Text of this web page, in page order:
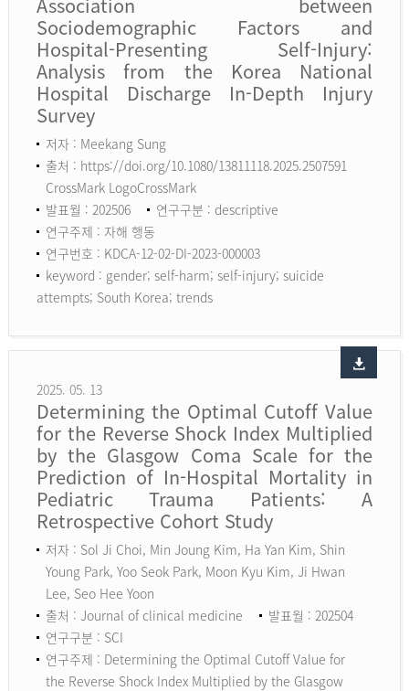
Sociodemographic Factors and
Hospital-Presenting Self-Injury:
Analysis from the Korea National
Hospital Discharge In-Depth Injury
Survey
저자 : Meekang Sung
출처 : https://doi.org/10.1080/13811118.2025.2507591
CrossMark LogoCrossMark
발표월 : 202506
연구구분 : descriptive
연구주제 : 자해 행동
연구번호 : KDCA-12-02-DI-2023-000003
keyword : gender; self-harm; self-injury; suicide
attempts; South Korea; trends
2025. 05. 13
Determining the Optimal Cutoff Value
for the Reverse Shock Index Multiplied
by the Glasgow Coma Scale for the
Prediction of In-Hospital Mortality in
Pediatric Trauma Patients: A
Retrospective Cohort Study
저자 : Sol Ji Choi, Min Joung Kim, Ha Yan Kim, Shin
Young Park, Yoo Seok Park, Moon Kyu Kim, Ji Hwan
Lee, Seo Hee Yoon
출처 : Journal of clinical medicine
발표월 : 202504
연구구분 : SCI
연구주제 : Determining the Optimal Cutoff Value for
the Reverse Shock Index Multiplied by the Glasgow